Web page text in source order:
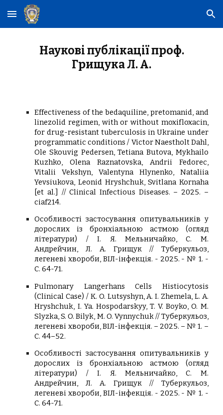
Skip to main content Skip to navigation
Наукові публікації проф.
Грищука Л. А.
Effectiveness of the bedaquiline, pretomanid, and
linezolid regimen, with or without moxifloxacin,
for drug-resistant tuberculosis in Ukraine under
programmatic conditions / Victor Naestholt Dahl,
Ole Skouvig Pedersen, Tetiana Butova, Mykhailo
Kuzhko, Olena Raznatovska, Andrii Fedorec,
Vitalii Vekshyn, Valentyna Hlynenko, Nataliia
Yevsiukova, Leonid Hryshchuk, Svitlana Kornaha
[et al.] // Clinical Infectious Diseases. – 2025. –
ciaf214.
Особливості застосування опитувальників у
дорослих із бронхіальною астмою (огляд
літератури) / І. Я. Мельничайко, C. М.
Андрейчин, Л. А. Грищук // Туберкульоз,
легеневі хвороби, ВІЛ-інфекція. - 2025. - № 1. -
С. 64-71.
Pulmonary Langerhans Cells Histiocytosis
(Clinical Case) / K. O. Lutsyshyn, A. I. Zhemela, L. A.
Hryshchuk, I. Ya. Hospodarskyy, T. V. Boyko, O. M.
Slyzka, S. O. Bilyk, M. O. Vynnychuk // Туберкульоз,
легеневі хвороби, ВІЛ-інфекція. – 2025. – № 1. –
С. 44–52.
Особливості застосування опитувальників у
дорослих із бронхіальною астмою (огляд
літератури) / І. Я. Мельничайко, C. М.
Андрейчин, Л. А. Грищук // Туберкульоз,
легеневі хвороби, ВІЛ-інфекція. - 2025. - № 1. -
С. 64-71.